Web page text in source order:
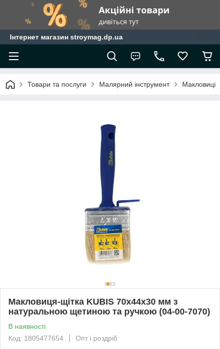
Інтернет магазин stroymag.dp.ua
Товари та послуги Малярний інструмент Макловиці
Макловиця-щітка KUBIS 70х44х30 мм з
натуральною щетиною та ручкою (04-00-7070)
В наявності
Код: 1805477654
Опт і роздріб